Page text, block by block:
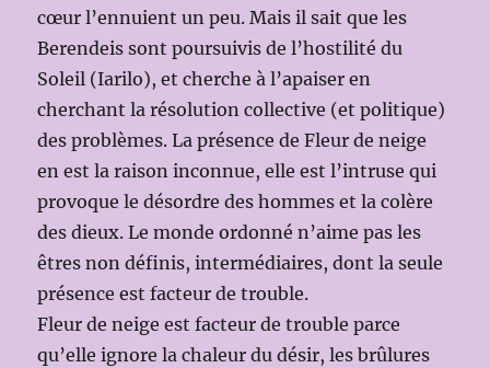
cœur l’ennuient un peu. Mais il sait que les
Berendeis sont poursuivis de l’hostilité du
Soleil (Iarilo), et cherche à l’apaiser en
cherchant la résolution collective (et politique)
des problèmes. La présence de Fleur de neige
en est la raison inconnue, elle est l’intruse qui
provoque le désordre des hommes et la colère
des dieux. Le monde ordonné n’aime pas les
êtres non définis, intermédiaires, dont la seule
présence est facteur de trouble.
Fleur de neige est facteur de trouble parce
qu’elle ignore la chaleur du désir, les brûlures